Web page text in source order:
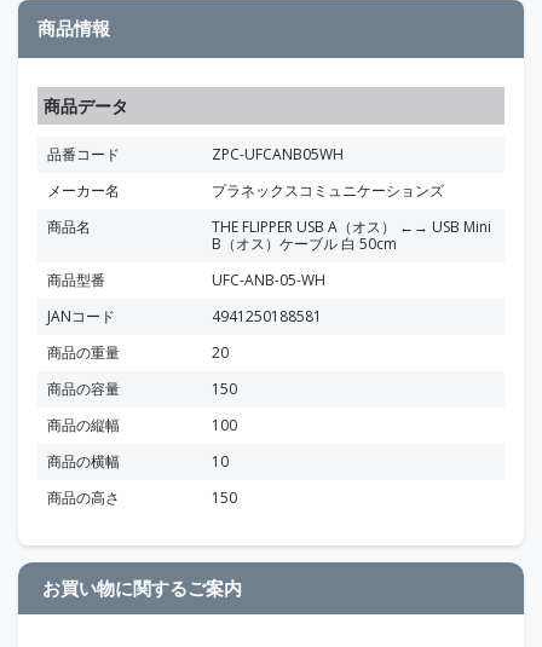
商品情報
商品データ
品番コード
ZPC-UFCANB05WH
メーカー名
プラネックスコミュニケーションズ
商品名
THE FLIPPER USB A（オス） ←→ USB Mini
B（オス）ケーブル 白 50cm
商品型番
UFC-ANB-05-WH
JANコード
4941250188581
商品の重量
20
商品の容量
150
商品の縦幅
100
商品の横幅
10
商品の高さ
150
お買い物に関するご案内